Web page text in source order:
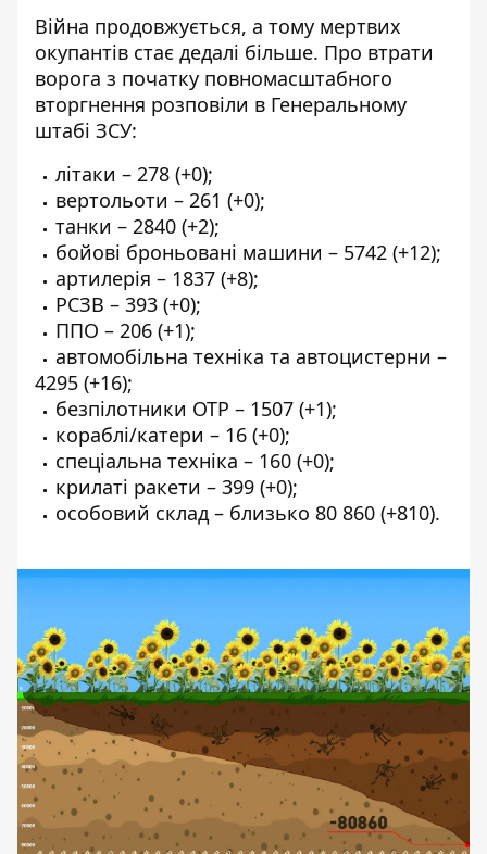
Війна продовжується, а тому мертвих
окупантів стає дедалі більше. Про втрати
ворога з початку повномасштабного
вторгнення розповіли в Генеральному
штабі ЗСУ:
літаки – 278 (+0);
вертольоти – 261 (+0);
танки – 2840 (+2);
бойові броньовані машини – 5742 (+12);
артилерія – 1837 (+8);
РСЗВ – 393 (+0);
ППО – 206 (+1);
автомобільна техніка та автоцистерни –
4295 (+16);
безпілотники ОТР – 1507 (+1);
кораблі/катери – 16 (+0);
спеціальна техніка – 160 (+0);
крилаті ракети – 399 (+0);
особовий склад – близько 80 860 (+810).